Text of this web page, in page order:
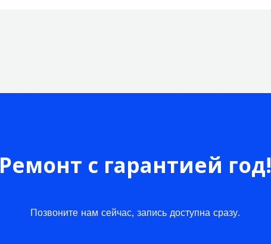
Ремонт с гарантией год!
Позвоните нам сейчас, запись доступна сразу.